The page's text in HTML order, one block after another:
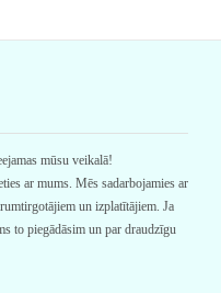
mūsu veikalā!
ar mums. Mēs sadarbojamies ar
un izplatītājiem. Ja
to piegādāsim un par draudzīgu